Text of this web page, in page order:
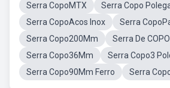
Serra CopoMTX
Serra Copo
Serra CopoAcos Inox
Serra
Serra Copo200Mm
Serra De
Serra Copo36Mm
Serra Copo3
Serra Copo90Mm Ferro
Serra